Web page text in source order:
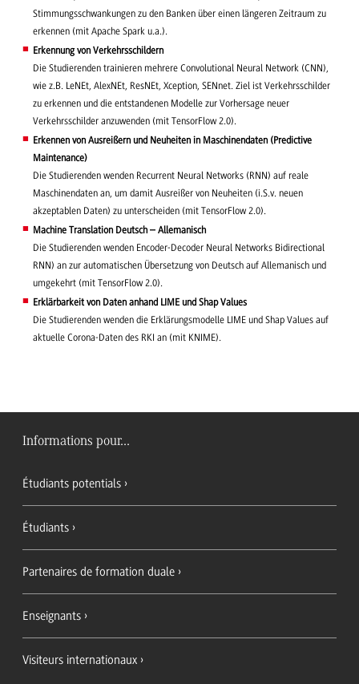
Stimmungsschwankungen zu den Banken über einen längeren Zeitraum zu
erkennen (mit Apache Spark u.a.).
Erkennung von Verkehrsschildern
Die Studierenden trainieren mehrere Convolutional Neural Network (CNN),
wie z.B. LeNEt, AlexNEt, ResNEt, Xception, SENnet. Ziel ist Verkehrsschilder
zu erkennen und die entstandenen Modelle zur Vorhersage neuer
Verkehrsschilder anzuwenden (mit TensorFlow 2.0).
Erkennen von Ausreißern und Neuheiten in Maschinendaten (Predictive
Maintenance)
Die Studierenden wenden Recurrent Neural Networks (RNN) auf reale
Maschinendaten an, um damit Ausreißer von Neuheiten (i.S.v. neuen
akzeptablen Daten) zu unterscheiden (mit TensorFlow 2.0).
Machine Translation Deutsch – Allemanisch
Die Studierenden wenden Encoder-Decoder Neural Networks Bidirectional
RNN) an zur automatischen Übersetzung von Deutsch auf Allemanisch und
umgekehrt (mit TensorFlow 2.0).
Erklärbarkeit von Daten anhand LIME und Shap Values
Die Studierenden wenden die Erklärungsmodelle LIME und Shap Values auf
aktuelle Corona-Daten des RKI an (mit KNIME).
Informations pour...
Étudiants potentials
Étudiants
Partenaires de formation duale
Enseignants
Visiteurs internationaux